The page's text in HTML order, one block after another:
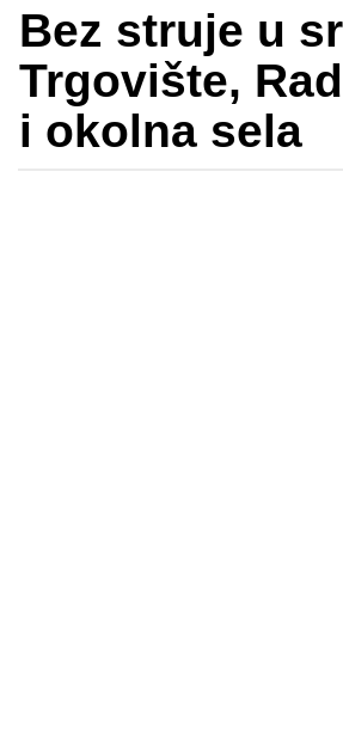
Bez struje u
Trgovište,
i okolna sela